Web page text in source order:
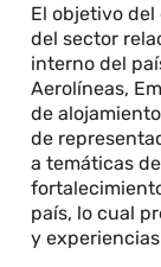
El objetivo
del sector
interno del
Aerolíneas,
de
de
a temáticas
país, lo cual
y